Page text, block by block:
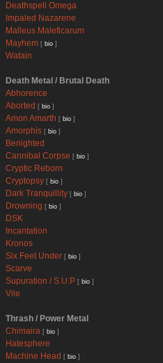
Deathspell Omega
Impaled Nazarene
Malleus Maleficarum
Mayhem [ bio ]
Watain
Death Metal / Brutal Death
Abhorence
Aborted [ bio ]
Amon Amarth [ bio ]
Amorphis [ bio ]
Benighted
Cannibal Corpse [ bio ]
Cryptic Reborn
Cryptopsy [ bio ]
Dark Tranquillity [ bio ]
Drowning [ bio ]
DSK
Incantation
Kronos
Six Feet Under [ bio ]
Scarve
Supuration / S.U.P [ bio ]
Vile
Thrash / Power Metal
Chimaira [ bio ]
Hatesphere
Machine Head [ bio ]